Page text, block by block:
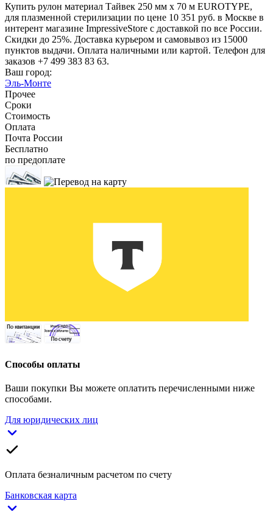
Купить рулон материал Тайвек 250 мм х 70 м EUROTYPE,
для плазменной стерилизации по цене 10 351 руб. в Москве в
интерент магазине ImpressiveStore с доставкой по все России.
Скидки до 25%. Доставка курьером и самовывоз из 15000
пунктов выдачи. Оплата наличными или картой. Телефон для
заказов +7 499 383 83 63.
Ваш город:
Эль-Монте
Прочее
Сроки
Стоимость
Оплата
Почта России
Бесплатно
по предоплате
Способы оплаты
Ваши покупки Вы можете оплатить перечисленными ниже
способами.
Для юридических лиц
Оплата безналичным расчетом по счету
Банковская карта